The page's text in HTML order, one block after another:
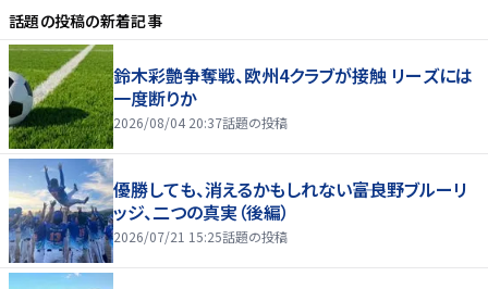
話題の投稿の新着記事
鈴木彩艶争奪戦、欧州4クラブが接触 リーズには
一度断りか
2026/08/04 20:37話題の投稿
優勝しても、消えるかもしれない――富良野ブルーリ
ッジ、二つの真実（後編）
2026/07/21 15:25話題の投稿